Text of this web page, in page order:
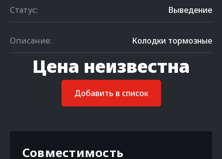
Статус: Выведение
Описание: Колодки тормозные
Цена неизвестна
Добавить в список
Совместимость